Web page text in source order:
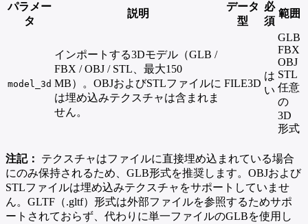
パラメー
タ
説明
データ
型
必
須
範囲
model_3d
インポートする3Dモデル（GLB /
FBX / OBJ / STL、最大150
MB）。OBJおよびSTLファイルに
は埋め込みテクスチャは含まれま
せん。
FILE3D
は
い
GLB
FBX
OBJ
STL
任意
の
3D
形式
注記：
テクスチャはファイルに直接埋め込まれている場合
にのみ保持されるため、GLB形式を推奨します。OBJおよび
STLファイルは埋め込みテクスチャをサポートしていませ
ん。GLTF（.gltf）形式は外部ファイルを参照するためサポ
ートされておらず、代わりに単一ファイルのGLBを使用し